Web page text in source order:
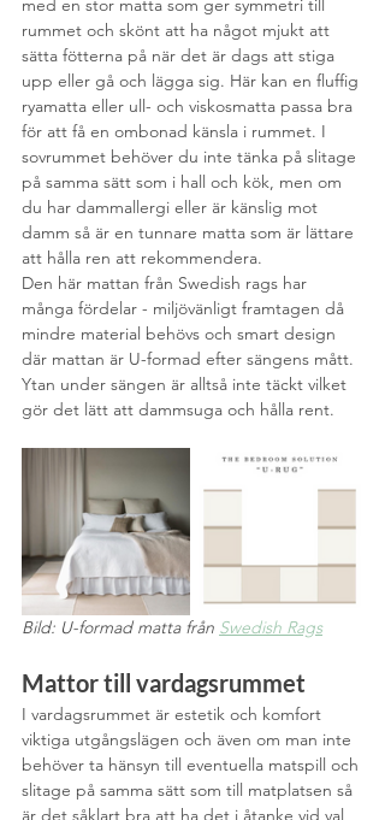
med en stor matta som ger symmetri till
rummet och skönt att ha något mjukt att
sätta fötterna på när det är dags att stiga
upp eller gå och lägga sig. Här kan en fluffig
ryamatta eller ull- och viskosmatta passa bra
för att få en ombonad känsla i rummet. I
sovrummet behöver du inte tänka på slitage
på samma sätt som i hall och kök, men om
du har dammallergi eller är känslig mot
damm så är en tunnare matta som är lättare
att hålla ren att rekommendera.
Den här mattan från Swedish rags har
många fördelar - miljövänligt framtagen då
mindre material behövs och smart design
där mattan är U-formad efter sängens mått.
Ytan under sängen är alltså inte täckt vilket
gör det lätt att dammsuga och hålla rent.
Bild: U-formad matta från Swedish Rags
Mattor till vardagsrummet
I vardagsrummet är estetik och komfort
viktiga utgångslägen och även om man inte
behöver ta hänsyn till eventuella matspill och
slitage på samma sätt som till matplatsen så
är det såklart bra att ha det i åtanke vid val